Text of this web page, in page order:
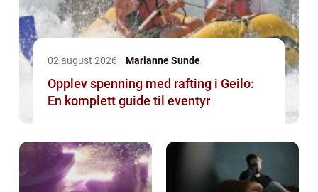
02 august 2026 Marianne Sunde
Opplev spenning med rafting i Geilo:
En komplett guide til eventyr